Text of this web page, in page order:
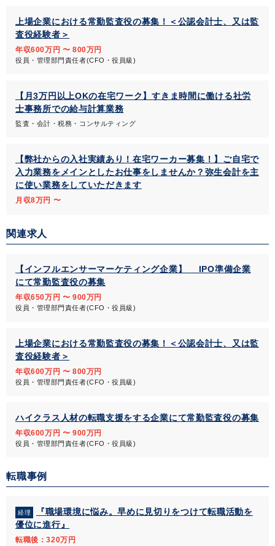
上場企業における常勤監査役の募集！＜公認会計士、又は監
査役経験者＞
年収600万円 〜 800万円
役員・管理部門責任者(CFO・役員級)
【月3万円以上OKの在宅ワーク】すきま時間に働ける社労
士事務所での給与計算業務
監査・会計・税務・コンサルティング
【弊社からの入社実績あり！在宅ワーカー募集！】ご自宅で
入力業務をメインとしたお仕事をしませんか？弥生会計を主
に使い業務をしていただきます
月収8万円 〜
関連求人
【インフルエンサーマーケティング企業】 IPO準備企業
にて常勤監査役の募集
年収650万円 〜 900万円
役員・管理部門責任者(CFO・役員級)
上場企業における常勤監査役の募集！＜公認会計士、又は監
査役経験者＞
年収600万円 〜 800万円
役員・管理部門責任者(CFO・役員級)
ハイクラス人材の転職支援をする企業にて常勤監査役の募集
年収600万円 〜 900万円
役員・管理部門責任者(CFO・役員級)
転職事例
経理
『職場環境に悩み。早めに見切りをつけて転職活動を
優位に進行』
転職後：320万円